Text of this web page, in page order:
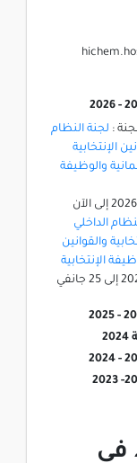
: لجنة النظام
الإنتخابية
والوظيفة
إلىالآن
الداخلي
والقوانين
الإنتخابية
إلى
25 جانفي
في